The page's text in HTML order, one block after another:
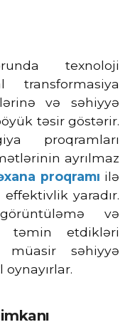
texnoloji
transformasiya
və səhiyyə
təsir göstərir.
proqramları
ayrılmaz
proqramı ilə
yaradır.
və
təmin etdikləri
səhiyyə